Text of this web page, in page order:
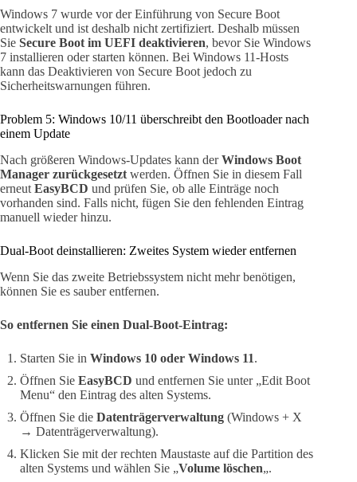
Windows 7 wurde vor der Einführung von Secure Boot
entwickelt und ist deshalb nicht zertifiziert. Deshalb müssen
Sie Secure Boot im UEFI deaktivieren, bevor Sie Windows
7 installieren oder starten können. Bei Windows 11-Hosts
kann das Deaktivieren von Secure Boot jedoch zu
Sicherheitswarnungen führen.
Problem 5: Windows 10/11 überschreibt den Bootloader nach
einem Update
Nach größeren Windows-Updates kann derWindows Boot
Manager zurückgesetzt werden. Öffnen Sie in diesem Fall
erneut EasyBCD und prüfen Sie, ob alle Einträge noch
vorhanden sind. Falls nicht, fügen Sie den fehlenden Eintrag
manuell wieder hinzu.
Dual-Boot deinstallieren: Zweites System wieder entfernen
Wenn Sie das zweite Betriebssystem nicht mehr benötigen,
können Sie es sauber entfernen.
So entfernen Sie einen Dual-Boot-Eintrag:
Starten Sie in Windows 10 oder Windows 11.
Öffnen Sie EasyBCD und entfernen Sie unter „Edit Boot
Menu“ den Eintrag des alten Systems.
Öffnen Sie die Datenträgerverwaltung (Windows + X
→ Datenträgerverwaltung).
Klicken Sie mit der rechten Maustaste auf die Partition des
alten Systems und wählen Sie „Volume löschen„.